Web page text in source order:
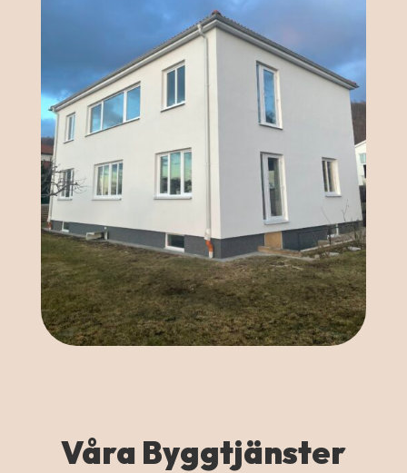
Våra Byggtjänster